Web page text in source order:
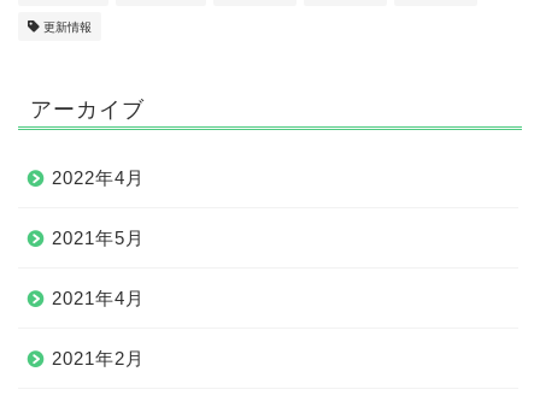
更新情報
アーカイブ
2022年4月
2021年5月
2021年4月
2021年2月